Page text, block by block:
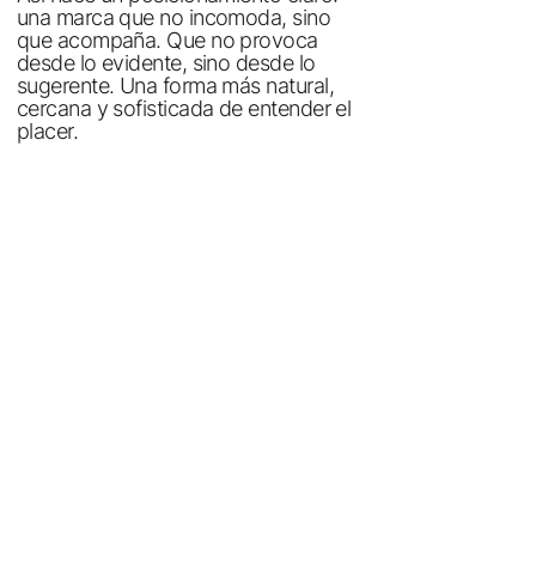
una marca que no incomoda, sino
que acompaña. Que no provoca
desde lo evidente, sino desde lo
sugerente. Una forma más natural,
cercana y sofisticada de entender el
placer.